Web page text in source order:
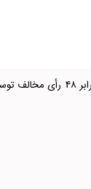
قطعنامه اختیارات جنگی، با